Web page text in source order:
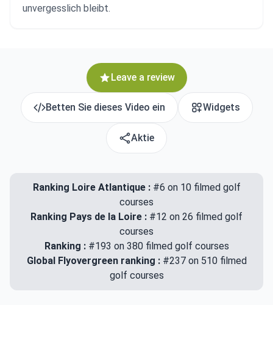
unvergesslich bleibt.
Leave a review
Betten Sie dieses Video ein Widgets
Aktie
Ranking Loire Atlantique :#6 on 10 filmed golf
courses
Ranking Pays de la Loire : #12 on 26 filmed golf
courses
Ranking : #193 on 380 filmed golf courses
Global Flyovergreen ranking : #237 on 510 filmed
golf courses